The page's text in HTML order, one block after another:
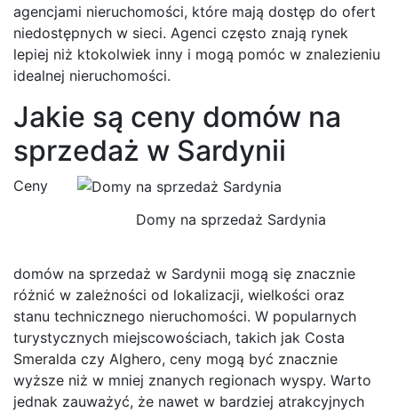
agencjami nieruchomości, które mają dostęp do ofert
niedostępnych w sieci. Agenci często znają rynek
lepiej niż ktokolwiek inny i mogą pomóc w znalezieniu
idealnej nieruchomości.
Jakie są ceny domów na
sprzedaż w Sardynii
Domy na sprzedaż Sardynia
Ceny
domów na sprzedaż w Sardynii mogą się znacznie
różnić w zależności od lokalizacji, wielkości oraz
stanu technicznego nieruchomości. W popularnych
turystycznych miejscowościach, takich jak Costa
Smeralda czy Alghero, ceny mogą być znacznie
wyższe niż w mniej znanych regionach wyspy. Warto
jednak zauważyć, że nawet w bardziej atrakcyjnych